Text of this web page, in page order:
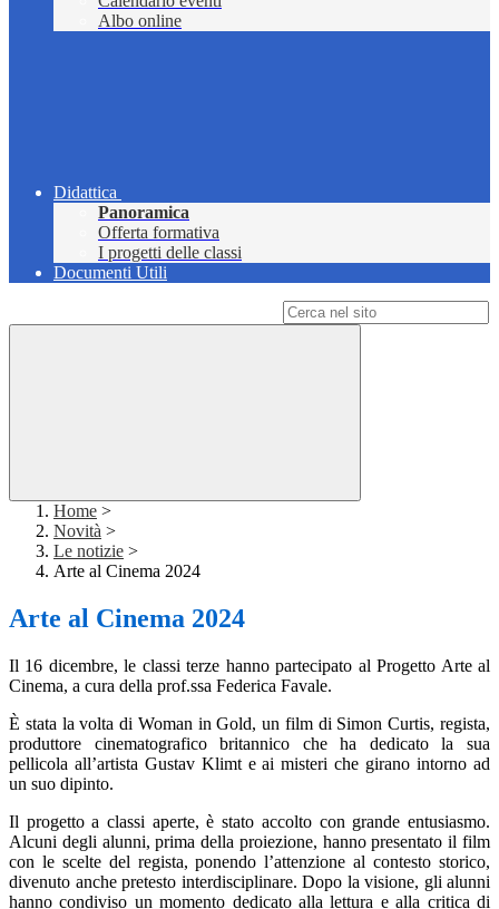
Albo online
Didattica
Panoramica
Offerta formativa
I progetti delle classi
Documenti Utili
Home >
Novità >
Le notizie >
Arte al Cinema 2024
Arte al Cinema 2024
Il 16 dicembre, le classi terze hanno partecipato al Progetto Arte al
Cinema, a cura della prof.ssa Federica Favale.
È stata la volta di Woman in Gold, un film di Simon Curtis, regista,
produttore cinematografico britannico che ha dedicato la sua
pellicola all’artista Gustav Klimt e ai misteri che girano intorno ad
un suo dipinto.
Il progetto a classi aperte, è stato accolto con grande entusiasmo.
Alcuni degli alunni, prima della proiezione, hanno presentato il film
con le scelte del regista, ponendo l’attenzione al contesto storico,
divenuto anche pretesto interdisciplinare. Dopo la visione, gli alunni
hanno condiviso un momento dedicato alla lettura e alla critica di